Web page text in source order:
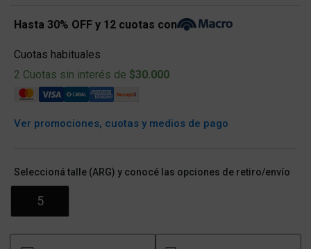
Hasta 30% OFF y 12 cuotas con
Cuotas habituales
2 Cuotas sin interés de $30.000
Ver promociones, cuotas y medios de pago
Seleccioná talle (ARG) y conocé las opciones de retiro/envío
5